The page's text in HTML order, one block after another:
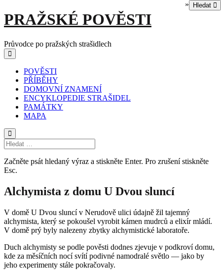
Skip
to
PRAŽSKÉ POVĚSTI
Průvodce po pražských strašidlech
Main
navigation
POVĚSTI
PŘÍBĚHY
DOMOVNÍ ZNAMENÍ
ENCYKLOPEDIE STRAŠIDEL
PAMÁTKY
MAPA
» Hledat
Začněte psát hledaný výraz a stiskněte Enter. Pro zrušení stiskněte
Esc.
Alchymista z domu U Dvou sluncí
V domě U Dvou sluncí v Nerudově ulici údajně žil tajemný
alchymista, který se pokoušel vyrobit kámen mudrců a elixír mládí.
V domě prý byly nalezeny zbytky alchymistické laboratoře.
Duch alchymisty se podle pověsti dodnes zjevuje v podkroví domu,
kde za měsíčních nocí svítí podivné namodralé světlo — jako by
jeho experimenty stále pokračovaly.